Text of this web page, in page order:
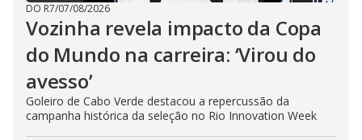
DO R7/07/08/2026
Vozinha revela impacto da Copa
do Mundo na carreira: ‘Virou do
avesso’
Goleiro de Cabo Verde destacou a repercussão da
campanha histórica da seleção no Rio Innovation Week